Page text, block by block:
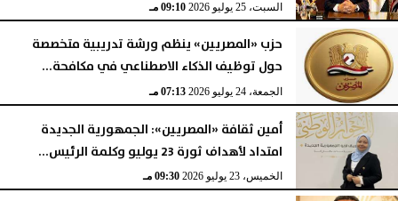
السبت، 25 يوليو 2026 09:10 مـ
حزب «المصريين» ينظم ورشة تدريبية متخصصة
حول توظيف الذكاء الاصطناعي في مكافحة...
الجمعة، 24 يوليو 2026 07:13 مـ
أمين ثقافة «المصريين»: الجمهورية الجديدة
امتداد لأهداف ثورة 23 يوليو وكلمة الرئيس...
الخميس، 23 يوليو 2026 09:30 مـ